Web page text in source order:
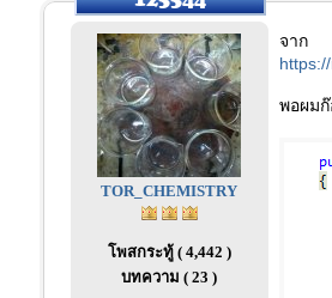
TOR_CHEMISTRY
โพสกระทู้ ( 4,442 )
บทความ ( 23 )
จาก
พอผม